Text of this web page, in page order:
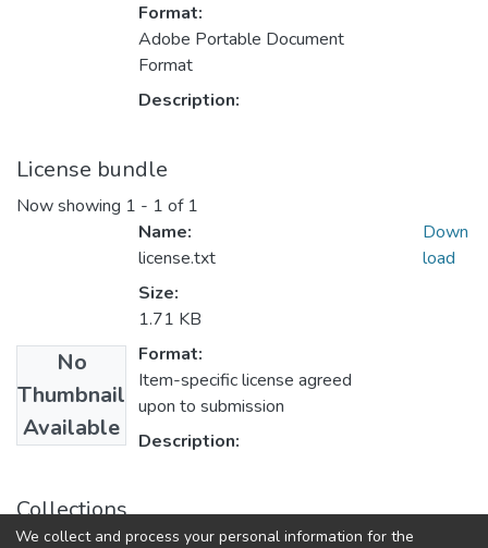
Format:
Adobe Portable Document
Format
Description:
License bundle
Now showing 1 - 1 of 1
No
Thumbnail
Available
Name:
license.txt
Size:
1.71 KB
Format:
Item-specific license agreed
upon to submission
Description:
Down
load
Collections
We collect and process your personal information for the